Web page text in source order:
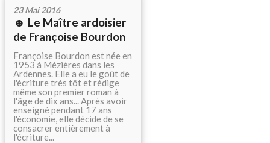
23 Mai 2016
☻ Le Maître ardoisier
de Françoise Bourdon
Françoise Bourdon est née en
1953 à Mézières dans les
Ardennes. Elle a eu le goût de
l'écriture très tôt et rédige
même son premier roman à
l'âge de dix ans... Après avoir
enseigné pendant 17 ans
l'économie, elle décide de se
consacrer entièrement à
l'écriture...